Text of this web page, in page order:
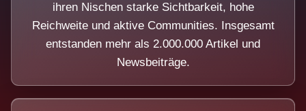
ihren Nischen starke Sichtbarkeit, hohe
Reichweite und aktive Communities. Insgesamt
entstanden mehr als 2.000.000 Artikel und
Newsbeiträge.